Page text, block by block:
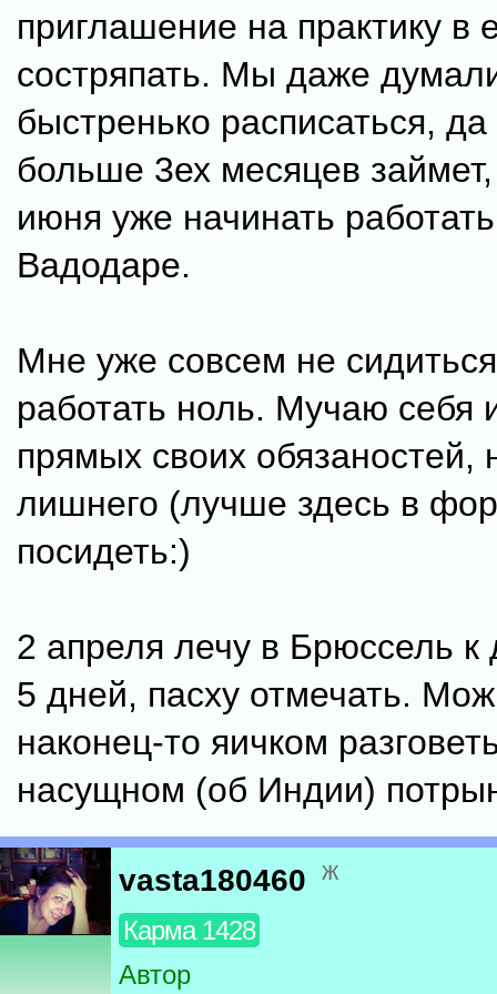
приглашение на практику в
состряпать. Мы даже
быстренько расписаться, да
больше 3ех месяцев
июня уже начинать
Вадодаре.
Мне уже совсем не
работать ноль. Мучаю себя
прямых своих обязаностей,
лишнего (лучше здесь в
посидеть:)
2 апреля лечу в Брюссель к
5 дней, пасху отмечать.
наконец-то яичком
насущном (об Индии)
vasta180460 ж
Карма 1428
Автор